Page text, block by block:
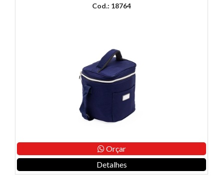
Cod.: 18764
Orçar
Detalhes